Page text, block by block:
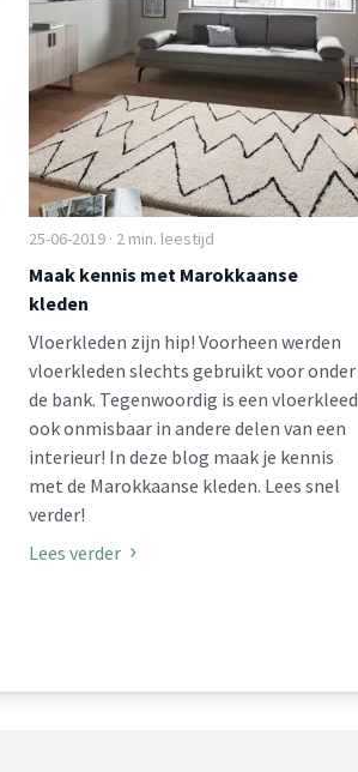
25-06-2019 · 2 min. leestijd
Maak kennis met Marokkaanse
kleden
Vloerkleden zijn hip! Voorheen werden
vloerkleden slechts gebruikt voor onder
de bank. Tegenwoordig is een vloerkleed
ook onmisbaar in andere delen van een
interieur! In deze blog maak je kennis
met de Marokkaanse kleden. Lees snel
verder!
Lees verder